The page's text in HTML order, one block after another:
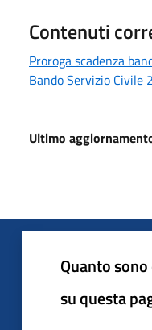
Contenuti
Proroga scadenza
Bando Servizio Civile
Ultimo
Quanto
su questa